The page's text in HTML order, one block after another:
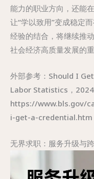
能力的职业方向，还能
让“学以致用”变成稳定
经验的结合，将继续推
社会经济高质量发展的重
外部参考：Should I
Labor Statistics，2024
https://www.bls.gov/
i-get-a-credential.htm
无界求职：服务升级与